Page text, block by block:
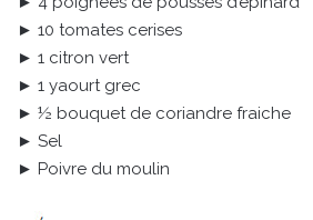
► 10 tomates cerises
► 1 citron vert
► 1 yaourt grec
► ½ bouquet de coriandre fraiche
► Sel
► Poivre du moulin